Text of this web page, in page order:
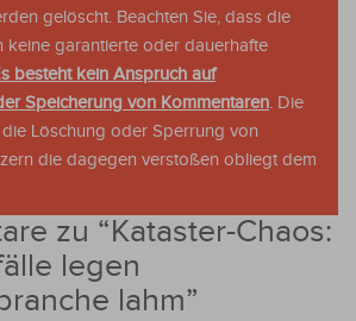
gelöscht. Beachten Sie, dass die
keine garantierte oder dauerhafte
besteht kein Anspruch auf
Speicherung von Kommentaren. Die
Löschung oder Sperrung von
die dagegen verstoßen obliegt dem
zu “Kataster-Chaos:
legen
lahm”